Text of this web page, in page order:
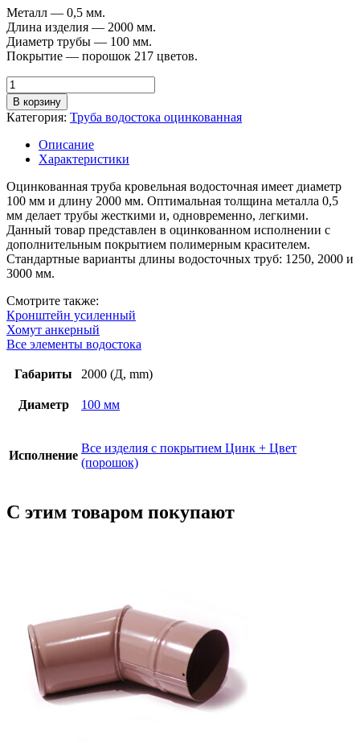
Металл — 0,5 мм.
Длина изделия — 2000 мм.
Диаметр трубы — 100 мм.
Покрытие — порошок 217 цветов.
Количество
товара
Труба
водосточная
кровельная
мм,
длина
2
м,
RAL
(порошок)
В корзину
Категория: Труба водостока оцинкованная
Описание
Характеристики
Оцинкованная труба кровельная водосточная имеет диаметр
100 мм и длину 2000 мм. Оптимальная толщина металла 0,5
мм делает трубы жесткими и, одновременно, легкими.
Данный товар представлен в оцинкованном исполнении с
дополнительным покрытием полимерным красителем.
Стандартные варианты длины водосточных труб: 1250, 2000 и
3000 мм.
Смотрите также:
Кронштейн усиленный
Хомут анкерный
Все элементы водостока
Габариты 2000 (Д, mm)
Диаметр 100 мм
Исполнение
Все изделия с покрытием Цинк + Цвет
(порошок)
С этим товаром покупают